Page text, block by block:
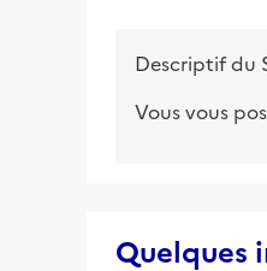
Descriptif du
Vous vous
Quelques